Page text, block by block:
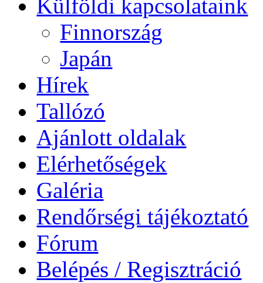
Külföldi kapcsolataink
Finnország
Japán
Hírek
Tallózó
Ajánlott oldalak
Elérhetőségek
Galéria
Rendőrségi tájékoztató
Fórum
Belépés / Regisztráció